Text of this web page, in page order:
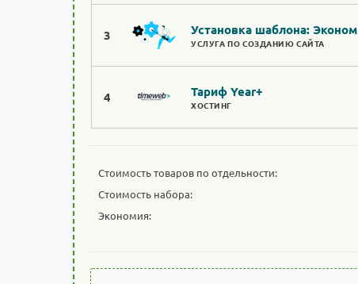
3 Установка шаблона: Эконом
УСЛУГА ПО СОЗДАНИЮ САЙТА
4 Тариф Year+
ХОСТИНГ
Стоимость товаров по отдельности:
Стоимость набора:
Экономия: